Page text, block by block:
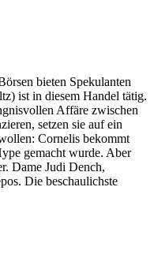
bieten Spekulanten
ist in diesem Handel tätig.
Affäre zwischen
setzen sie auf ein
Cornelis bekommt
gemacht wurde. Aber
Dame Judi Dench,
Die beschaulichste